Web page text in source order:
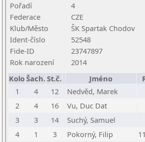
Pořadí
4
Federace
CZE
Klub/Město
ŠK Spartak Chodov
Ident-číslo
52548
Fide-ID
23747897
Rok narození
2014
KoloŠach.St.č. Jméno
1
4 12 Nedvěd, Marek
2
4 16 Vu, Duc Dat
3
3 14 Suchý, Samuel
4
1 3 Pokorný, Filip